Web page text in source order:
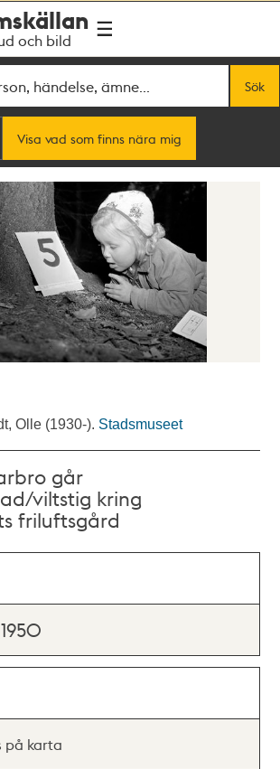
och bild
Sök
Visa vad som finns nära mig
Olle (1930-). Stadsmuseet
går
viltstig kring
friluftsgård
på karta